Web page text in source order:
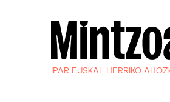
IPAR EUSKAL HERRIKO